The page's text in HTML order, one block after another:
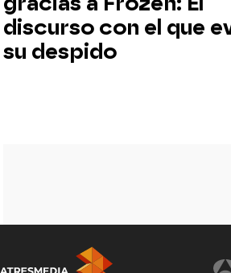
discurso con el que
su despido